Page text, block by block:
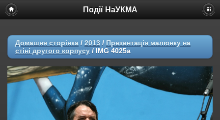
Події НаУКМА
Домашня сторінка / 2013 / Презентація малюнку на
стіні другого корпусу / IMG 4025a